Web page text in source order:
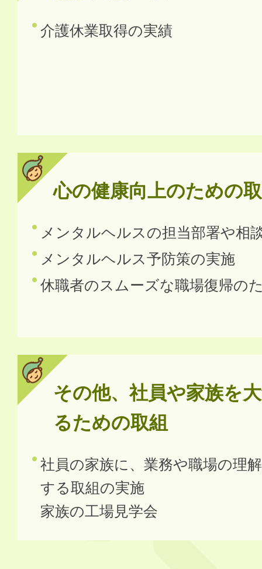
介護休業取得の実績
心の健康向上のための
メンタルヘルスの担当部署や相
メンタルヘルス予防策の実施
休職者のスムーズな職場復帰の
その他、社員や家族を
るための取組
社員の家族に、業務や職場の理
する取組の実施
家族の工場見学会